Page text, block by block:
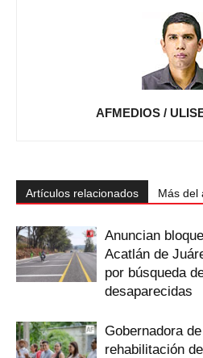
AFMEDIOS /
Artículos relacionados Más del
Anuncian
Acatlán de
por búsqueda
desaparecidas
Gobernadora
rehabilitación